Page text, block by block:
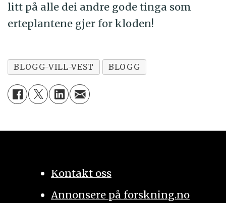
litt på alle dei andre gode tinga som
erteplantene gjer for kloden!
BLOGG-VILL-VEST BLOGG
Kontakt oss
Annonsere på forskning.no